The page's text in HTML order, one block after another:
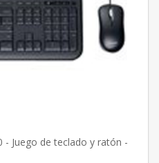
Juego de teclado y ratón -